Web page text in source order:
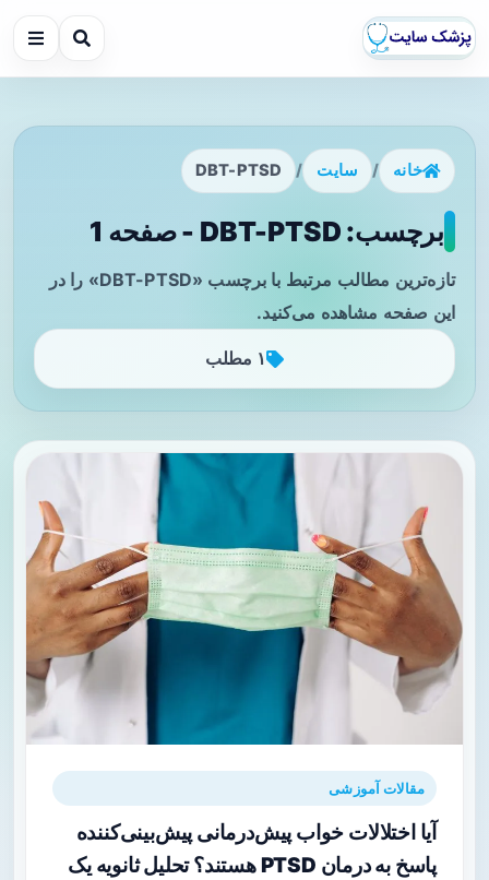
خانه / سایت /
DBT-PTSD
برچسب: DBT-PTSD - صفحه 1
تازه‌ترین مطالب مرتبط با برچسب «DBT-PTSD» را در
این صفحه مشاهده می‌کنید.
۱ مطلب
مقالات آموزشی
آیا اختلالات خواب پیش‌درمانی پیش‌بینی‌کننده
پاسخ به درمان PTSD هستند؟ تحلیل ثانویه یک